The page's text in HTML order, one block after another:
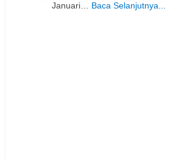
Januari…
Baca Selanjutnya...